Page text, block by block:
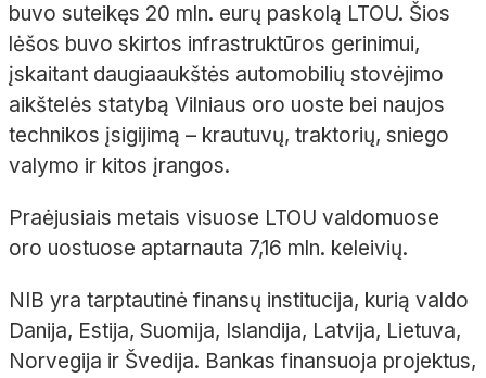
buvo suteikęs 20 mln. eurų paskolą LTOU. Šios
lėšos buvo skirtos infrastruktūros gerinimui,
įskaitant daugiaaukštės automobilių stovėjimo
aikštelės statybą Vilniaus oro uoste bei naujos
technikos įsigijimą – krautuvų, traktorių, sniego
valymo ir kitos įrangos.
Praėjusiais metais visuose LTOU valdomuose
oro uostuose aptarnauta 7,16 mln. keleivių.
NIB yra tarptautinė finansų institucija, kurią valdo
Danija, Estija, Suomija, Islandija, Latvija, Lietuva,
Norvegija ir Švedija. Bankas finansuoja projektus,